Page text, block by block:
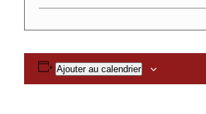
Ajouter au calendrier